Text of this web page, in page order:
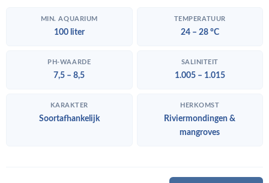
MIN. AQUARIUM
100 liter
TEMPERATUUR
24 – 28 °C
PH-WAARDE
7,5 – 8,5
SALINITEIT
1.005 – 1.015
KARAKTER
Soortafhankelijk
HERKOMST
Riviermondingen &
mangroves